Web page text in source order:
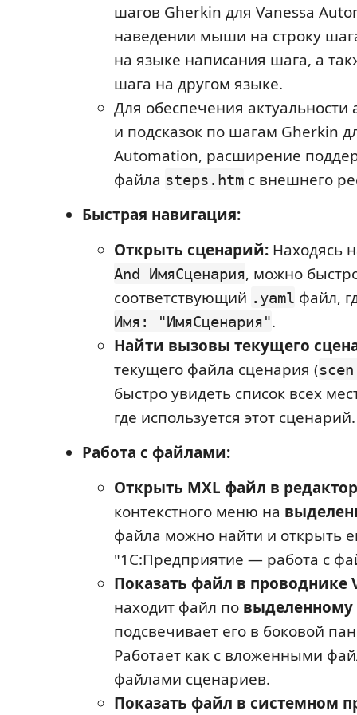
шагов Gherkin для Vanessa
наведении мыши на строку
на языке написания шага, а
шага на другом языке.
Для обеспечения актуальности
и подсказок по шагам Gherkin
Automation, расширение
файла steps.htm с внешнего
Быстрая навигация:
Открыть сценарий: Находясь
And ИмяСценария, можно
соответствующий .yaml файл,
Имя: "ИмяСценария".
Найти вызовы текущего
текущего файла сценария (
быстро увидеть список всех
где используется этот сценарий.
Работа с файлами:
Открыть MXL файл в
контекстного меню на
файла можно найти и открыть
"1С:Предприятие — работа с
Показать файл в проводнике
находит файл по выделенному
подсвечивает его в боковой
Работает как с вложенными
файлами сценариев.
Показать файл в системном